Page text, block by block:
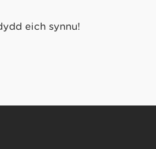
eich synnu!